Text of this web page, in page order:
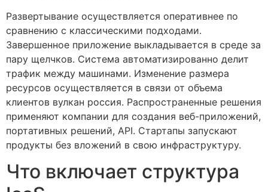
Развертывание осуществляется оперативнее по
сравнению с классическими подходами.
Завершенное приложение выкладывается в среде за
пару щелчков. Система автоматизированно делит
трафик между машинами. Изменение размера
ресурсов осуществляется в связи от объема
клиентов вулкан россия. Распространенные решения
применяют компании для создания веб-приложений,
портативных решений, API. Стартапы запускают
продукты без вложений в свою инфраструктуру.
Что включает структура